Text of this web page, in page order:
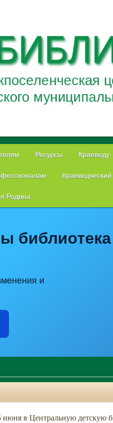
Ресурсы Краеведу
Краеведческий
Родина
библиотека
и
июня в Центральную детскую